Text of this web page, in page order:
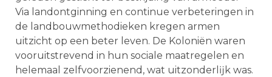
Via landontginning en continue verbeteringen in
de landbouwmethodieken kregen armen
uitzicht op een beter leven. De Koloniën waren
vooruitstrevend in hun sociale maatregelen en
helemaal zelfvoorzienend, wat uitzonderlĳk was.